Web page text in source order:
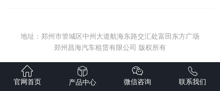
地址：郑州市管城区中州大道航海东路交汇处富田东方广场
郑州昌海汽车租赁有限公司 版权所有
官网首页 产品中心 微信咨询 联系我们